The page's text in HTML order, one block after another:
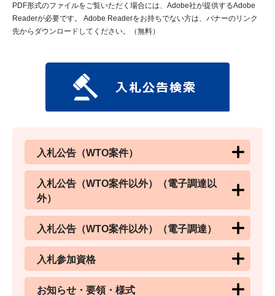
PDF形式のファイルをご覧いただく場合には、Adobe社が提供するAdobe
Readerが必要です。
Adobe Readerをお持ちでない方は、バナーのリンク
先からダウンロードしてください。（無料）
入札公告（WTO案件）
入札公告（WTO案件以外）（電子調達以
外）
入札公告（WTO案件以外）（電子調達）
入札参加資格
お知らせ・要領・様式